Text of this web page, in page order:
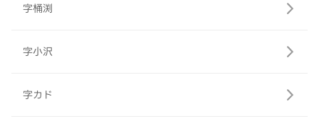
字桶渕
字小沢
字カド